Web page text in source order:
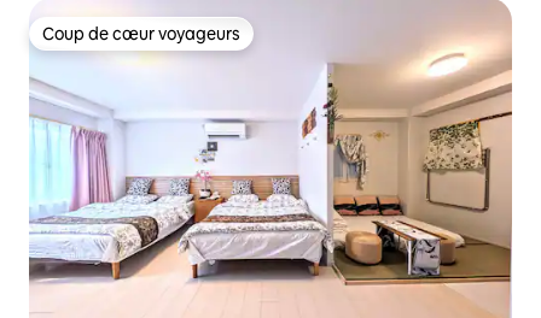
Coup de cœur voyageurs
Coup de cœur voyageurs